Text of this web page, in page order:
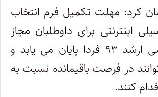
کرد: مهلت تکمیل فرم انتخاب
اینترنتی برای داوطلبان مجاز
کنکور کارشناسی ارشد ۹۳ فردا پایان می یابد و
در فرصت باقیمانده نسبت به
کنند.